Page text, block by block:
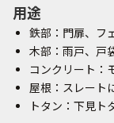
用途
鉄部：門扉、フ
木部：雨戸、戸
コンクリート：
屋根：スレート
トタン：下見ト